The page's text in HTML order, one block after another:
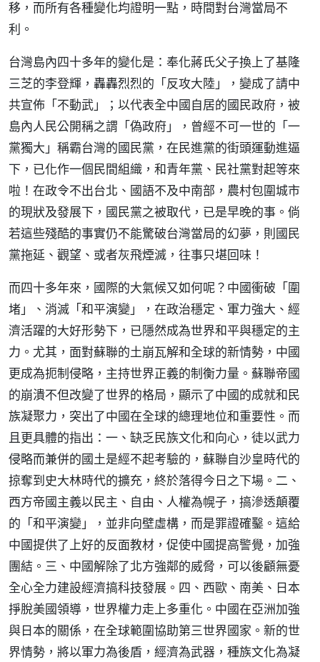
移，而所有各種變化均證明一點，時間對台灣當局不
利。
台灣島內四十多年的變化是：奉化蔣氏父子換上了基隆
三芝的李登輝，轟轟烈烈的「反攻大陸」，變成了請中
共宣佈「不動武」；以代表全中國自居的國民政府，被
島內人民公開稱之謂「偽政府」，曾經不可一世的「一
黨獨大」稱霸台灣的國民黨，在民進黨的街頭運動進逼
下，已化作一個民間組織，和青年黨、民社黨對起等來
啦！在政令不出台北、國語不及中南部，農村包圍城市
的現狀及發展下，國民黨之被取代，已是早晚的事。倘
若這些殘酷的事實仍不能驚破台灣當局的幻夢，則國民
黨拖延、觀望、或者灰飛煙滅，往事只堪回味！
而四十多年來，國際的大氣候又如何呢？中國衝破「圍
堵」、消滅「和平演變」，在政治穩定、軍力強大、經
濟活躍的大好形勢下，已隱然成為世界和平與穩定的主
力。尤其，面對蘇聯的土崩瓦解和全球的新情勢，中國
更成為扼制侵略，主持世界正義的制衡力量。蘇聯帝國
的崩潰不但改變了世界的格局，顯示了中國的成就和民
族凝聚力，突出了中國在全球的總理地位和重要性。而
且更具體的指出：一、缺乏民族文化和向心，徒以武力
侵略而兼併的國土是經不起考驗的，蘇聯自沙皇時代的
掠奪到史大林時代的擴充，終於落得今日之下場。二、
西方帝國主義以民主、自由、人權為幌子，搞滲透顛覆
的「和平演變」，並非向壁虛構，而是罪證確鑿。這給
中國提供了上好的反面教材，促使中國提高警覺，加強
團結。三、中國解除了北方強鄰的威脅，可以後顧無憂
全心全力建設經濟搞科技發展。四、西歐、南美、日本
掙脫美國領導，世界權力走上多重化。中國在亞洲加強
與日本的關係，在全球範圍協助第三世界國家。新的世
界情勢，將以軍力為後盾，經濟為武器，種族文化為凝